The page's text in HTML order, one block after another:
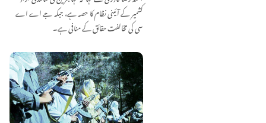
کشمیر کے آئینی نظام کا حصہ ہے، جبکہ جے اے اے
سی کی مخالفت حقائق کے منافی ہے۔